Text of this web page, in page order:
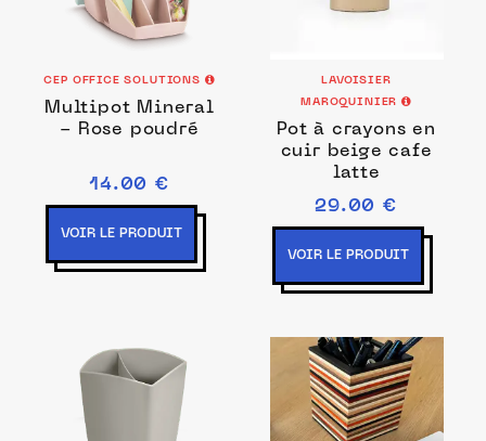
CEP OFFICE SOLUTIONS
Multipot Mineral
- Rose poudré
14.00 €
VOIR LE PRODUIT
LAVOISIER
MAROQUINIER
Pot à crayons en
cuir beige cafe
latte
29.00 €
VOIR LE PRODUIT